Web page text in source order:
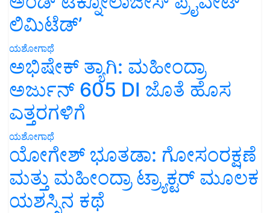
ಲಿಮಿಟೆಡ್’
ಯಶೋಗಾಥೆ
ಅಭಿಷೇಕ್ ತ್ಯಾಗಿ: ಮಹೀಂದ್ರಾ
ಅರ್ಜುನ್ 605 DI ಜೊತೆ ಹೊಸ
ಎತ್ತರಗಳಿಗೆ
ಯಶೋಗಾಥೆ
ಯೋಗೇಶ್ ಭೂತಡಾ: ಗೋಸಂರಕ್ಷಣೆ
ಮತ್ತು ಮಹೀಂದ್ರಾ ಟ್ರ್ಯಾಕ್ಟರ್ ಮೂಲಕ
ಯಶಸ್ಸಿನ ಕಥೆ